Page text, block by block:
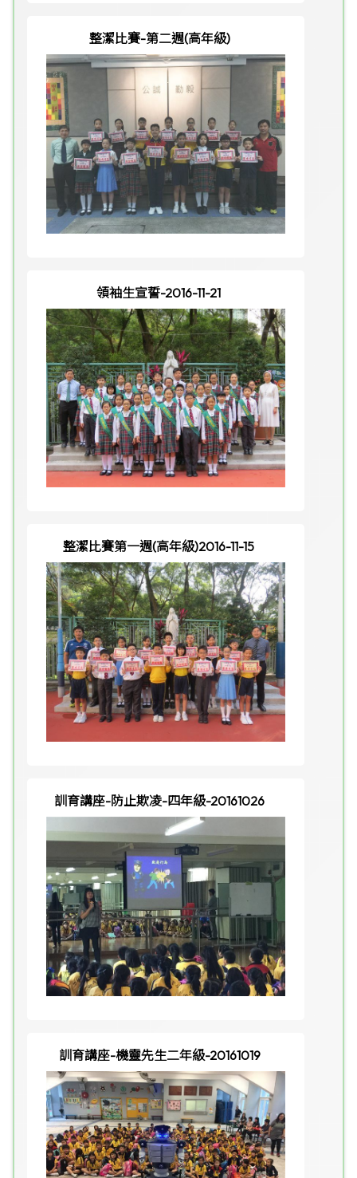
整潔比賽-第二週(高年級)
領袖生宣誓-2016-11-21
整潔比賽第一週(高年級)2016-11-15
訓育講座-防止欺凌-四年級-20161026
訓育講座-機靈先生二年級-20161019